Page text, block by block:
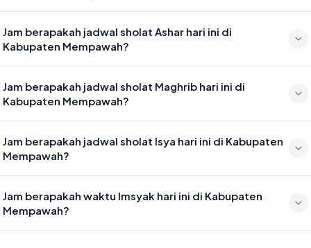
11:53
Jam berapakah jadwal sholat Ashar hari ini di
Kabupaten Mempawah?
15:13
Jam berapakah jadwal sholat Maghrib hari ini di
Kabupaten Mempawah?
17:56
Jam berapakah jadwal sholat Isya hari ini di Kabupaten
Mempawah?
Jam berapakah waktu Imsyak hari ini di Kabupaten
Mempawah?